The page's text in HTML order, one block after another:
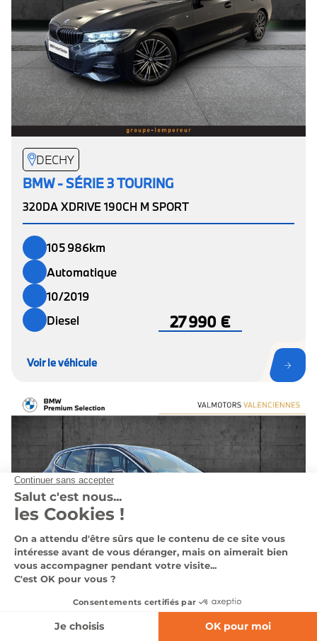
AFFINEZ VOTRE RECHERCHE
DECHY
BMW - SÉRIE 3 TOURING
320DA XDRIVE 190CH M SPORT
105 986km
Automatique
10/2019
Diesel
27 990 €
Voir le véhicule